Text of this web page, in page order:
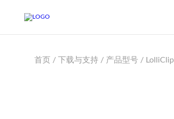
首页 / 下载与支持 / 产品型号 / LolliClip